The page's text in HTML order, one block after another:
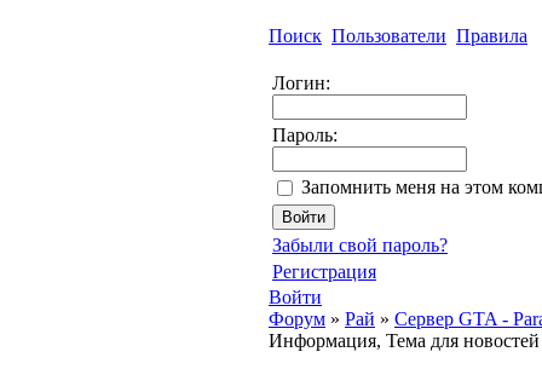
Поиск Пользователи Правила
Логин:
Пароль:
Запомнить меня на этом
Забыли свой пароль?
Регистрация
Войти
Форум » Рай » Сервер GTA -
Информация, Тема для новостей